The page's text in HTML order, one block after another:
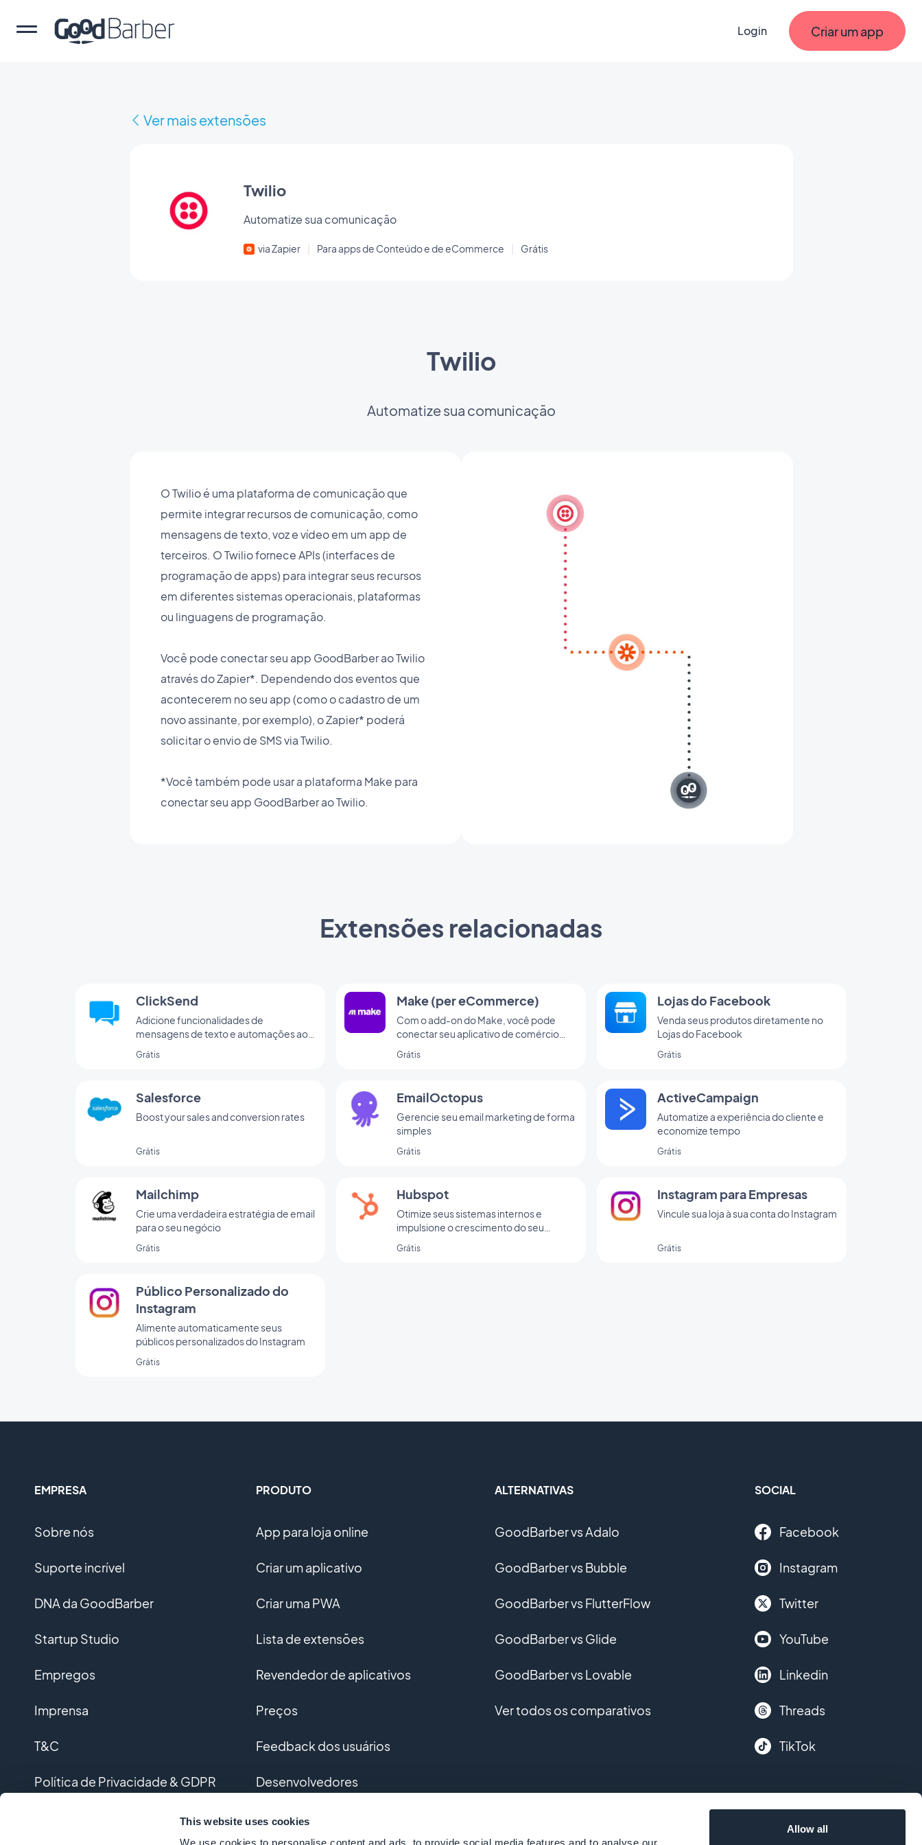
This website uses cookies
Allow all
Login Criar um app
Ver mais extensões
Twilio
Automatize sua comunicação
via Zapier Para apps de Conteúdo e de eCommerce Grátis
Twilio
Automatize sua comunicação
O Twilio é uma plataforma de comunicação que
permite integrar recursos de comunicação, como
mensagens de texto, voz e vídeo em um app de
terceiros. O Twilio fornece APIs (interfaces de
programação de apps) para integrar seus recursos
em diferentes sistemas operacionais, plataformas
ou linguagens de programação.
Você pode conectar seu app GoodBarber ao Twilio
através do Zapier*. Dependendo dos eventos que
acontecerem no seu app (como o cadastro de um
novo assinante, por exemplo), o Zapier* poderá
solicitar o envio de SMS via Twilio.
*Você também pode usar a plataforma Make para
conectar seu app GoodBarber ao Twilio.
Extensões relacionadas
ClickSend
Adicione funcionalidades de
mensagens de texto e automações ao
Grátis
Make (per eCommerce)
Com o add-on do Make, você pode
conectar seu aplicativo de comércio
online. É o add-on perfeito para
www.make.com para usar esse add-on)
Grátis
Lojas do Facebook
Venda seus produtos diretamente no
Lojas do Facebook
Grátis
Salesforce
Boost your sales and conversion rates
Grátis
EmailOctopus
Gerencie seu email marketing de forma
simples
Grátis
ActiveCampaign
Automatize a experiência do cliente e
economize tempo
Grátis
Mailchimp
Crie uma verdadeira estratégia de email
para o seu negócio
Grátis
Hubspot
Otimize seus sistemas internos e
impulsione o crescimento do seu
Grátis
Instagram para Empresas
Vincule sua loja à sua conta do Instagram
Grátis
Público Personalizado do
Instagram
Alimente automaticamente seus
públicos personalizados do Instagram
Grátis
EMPRESA
Sobre nós
Suporte incrível
DNA da GoodBarber
Startup Studio
Empregos
Imprensa
T&C
Política de Privacidade & GDPR
PRODUTO
App para loja online
Criar um aplicativo
Criar uma PWA
Lista de extensões
Revendedor de aplicativos
Preços
Feedback dos usuários
Desenvolvedores
Desenvolvimento personalizado
ALTERNATIVAS
GoodBarber vs Adalo
GoodBarber vs Bubble
GoodBarber vs FlutterFlow
GoodBarber vs Glide
GoodBarber vs Lovable
Ver todos os comparativos
SOCIAL
Facebook
Instagram
Twitter
YouTube
Linkedin
Threads
TikTok